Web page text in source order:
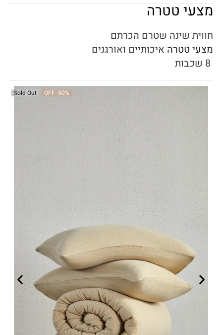
מצעי טטרה
חווית שינה שטרם הכרתם
מצעי טטרה איכותיים ואורגנים
-50%
OFF
Sold Out